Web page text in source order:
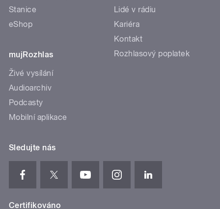
Stanice
eShop
mujRozhlas
Živé vysílání
Audioarchiv
Podcasty
Mobilní aplikace
Lidé v rádiu
Kariéra
Kontakt
Rozhlasový poplatek
Sledujte nás
Certifikováno